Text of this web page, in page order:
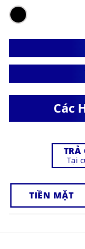
Các
TRẢ
Tại
TIỀN MẶT